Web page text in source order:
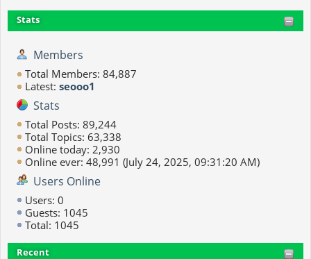
Stats
Members
Total Members: 84,887
Latest: seooo1
Stats
Total Posts: 89,244
Total Topics: 63,338
Online today: 2,930
Online ever: 48,991 (July 24, 2025, 09:31:20 AM)
Users Online
Users: 0
Guests: 1045
Total: 1045
Recent